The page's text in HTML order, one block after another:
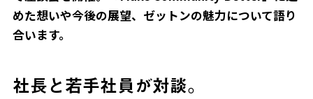
めた想いや今後の展望、ゼットンの魅力について語り
合います。
社長と若手社員が対談。